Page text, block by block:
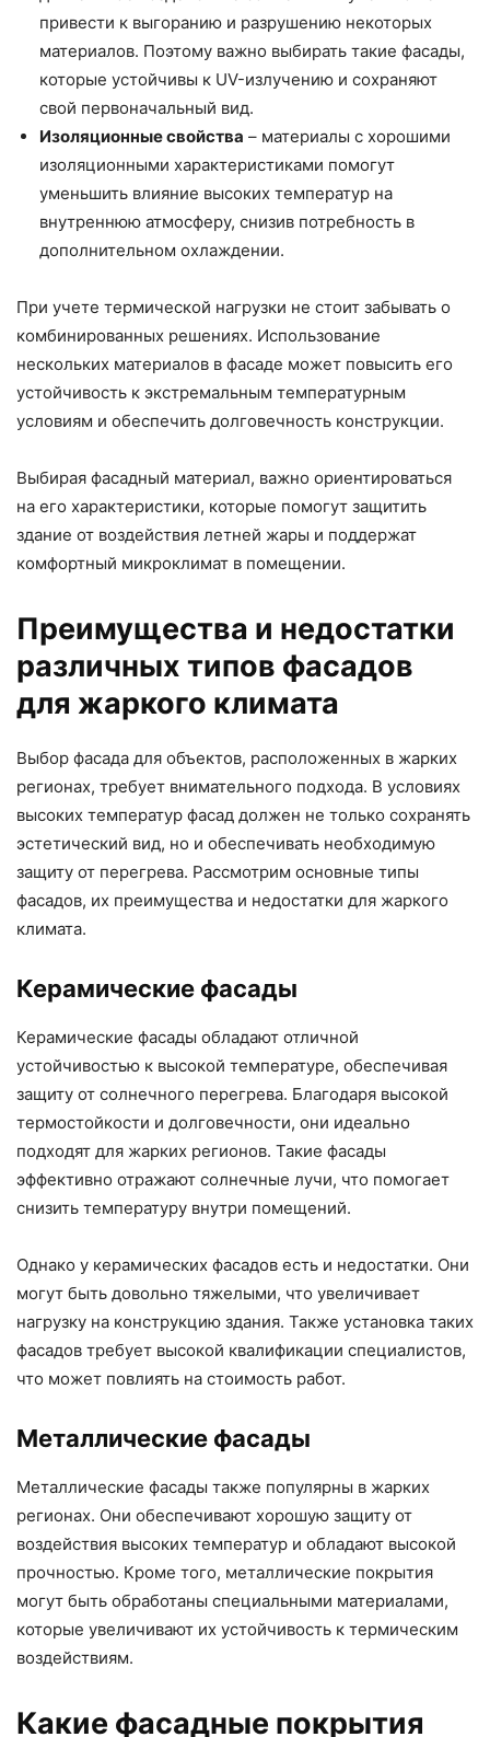
привести к выгоранию и разрушению некоторых
материалов. Поэтому важно выбирать такие фасады,
которые устойчивы к UV-излучению и сохраняют
свой первоначальный вид.
Изоляционные свойства – материалы с хорошими
изоляционными характеристиками помогут
уменьшить влияние высоких температур на
внутреннюю атмосферу, снизив потребность в
дополнительном охлаждении.
При учете термической нагрузки не стоит забывать о
комбинированных решениях. Использование
нескольких материалов в фасаде может повысить его
устойчивость к экстремальным температурным
условиям и обеспечить долговечность конструкции.
Выбирая фасадный материал, важно ориентироваться
на его характеристики, которые помогут защитить
здание от воздействия летней жары и поддержат
комфортный микроклимат в помещении.
Преимущества и недостатки
различных типов фасадов
для жаркого климата
Выбор фасада для объектов, расположенных в жарких
регионах, требует внимательного подхода. В условиях
высоких температур фасад должен не только сохранять
эстетический вид, но и обеспечивать необходимую
защиту от перегрева. Рассмотрим основные типы
фасадов, их преимущества и недостатки для жаркого
климата.
Керамические фасады
Керамические фасады обладают отличной
устойчивостью к высокой температуре, обеспечивая
защиту от солнечного перегрева. Благодаря высокой
термостойкости и долговечности, они идеально
подходят для жарких регионов. Такие фасады
эффективно отражают солнечные лучи, что помогает
снизить температуру внутри помещений.
Однако у керамических фасадов есть и недостатки. Они
могут быть довольно тяжелыми, что увеличивает
нагрузку на конструкцию здания. Также установка таких
фасадов требует высокой квалификации специалистов,
что может повлиять на стоимость работ.
Металлические фасады
Металлические фасады также популярны в жарких
регионах. Они обеспечивают хорошую защиту от
воздействия высоких температур и обладают высокой
прочностью. Кроме того, металлические покрытия
могут быть обработаны специальными материалами,
которые увеличивают их устойчивость к термическим
воздействиям.
Какие фасадные покрытия